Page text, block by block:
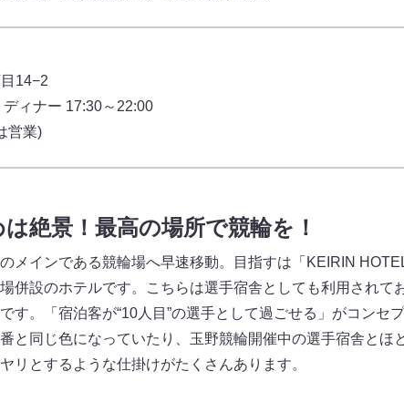
14−2
ィナー 17:30～22:00
営業)
絶景！最高の場所で競輪を！
メインである競輪場へ早速移動。目指すは「KEIRIN
併設のホテルです。こちらは選手宿舎としても利用されて
す。「宿泊客が“10人目”の選手として過ごせる」がコンセ
と同じ色になっていたり、玉野競輪開催中の選手宿舎とほ
リとするような仕掛けがたくさんあります。